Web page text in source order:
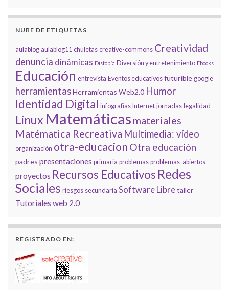
NUBE DE ETIQUETAS
aulablog aulablog11 chuletas creative-commons Creatividad
denuncia dinámicas Distopía Diversión y entretenimiento Ebooks
Educación entrevista Eventos educativos futurible google
herramientasHerramientas Web2.0 Humor
Identidad Digital infografías Internet jornadas legalidad
Linux Matemáticas materiales
Matématica Recreativa Multimedia: vídeo
organización otra-educacion Otra educación
padres presentaciones primaria problemas problemas-abiertos
proyectos Recursos Educativos Redes
Sociales riesgos secundaria Software Libretaller
Tutoriales web 2.0
REGISTRADO EN: